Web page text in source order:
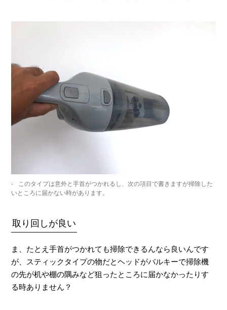
このタイプは意外と手首がつかれるし、次の項目で書きますが掃除した
いところに届かない時があります。
取り回しが良い
ま、たとえ手首がつかれても掃除できるんなら良いんです
が、スティックタイプの物だとヘッドがバルキーで掃除機
の先が机や棚の隅みなど狙ったところに届かなかったりす
る時ありません？